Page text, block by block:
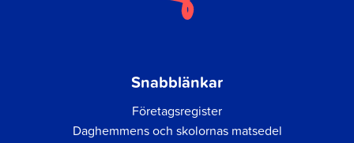
Snabblänkar
Företagsregister
Daghemmens och skolornas matsedel